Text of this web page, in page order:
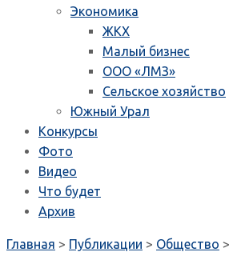
Экономика
ЖКХ
Малый бизнес
ООО «ЛМЗ»
Сельское хозяйство
Южный Урал
Конкурсы
Фото
Видео
Что будет
Архив
Главная > Публикации > Общество >